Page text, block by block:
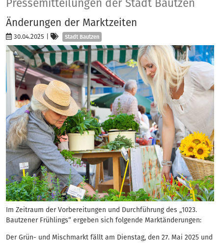
Pressemitteilungen der Stadt Bautzen
Änderungen der Marktzeiten
30.04.2025 Kategorien
Stadt Bautzen
Im Zeitraum der Vorbereitungen und Durchführung des „1023.
Bautzener Frühlings“ ergeben sich folgende Marktänderungen:
Der Grün- und Mischmarkt fällt am Dienstag, den 27. Mai 2025 und